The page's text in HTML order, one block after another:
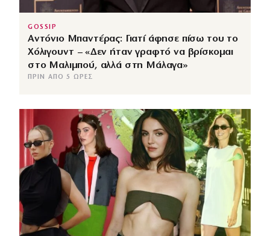
GOSSIP
Αντόνιο Μπαντέρας: Γιατί άφησε πίσω του το
Χόλιγουντ – «Δεν ήταν γραφτό να βρίσκομαι
στο Μαλιμπού, αλλά στη Μάλαγα»
ΠΡΙΝ ΑΠΌ 5 ΏΡΕΣ